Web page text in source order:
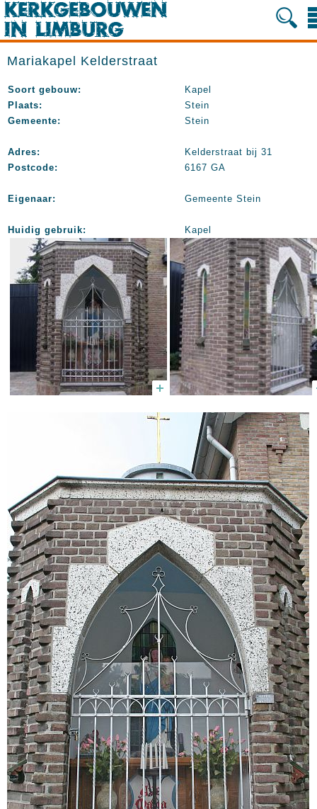
Mariakapel Kelderstraat
Soort gebouw:
Kapel
Plaats:
Stein
Gemeente:
Stein
Adres:
Kelderstraat bij 31
Postcode:
6167 GA
Eigenaar: Gemeente Stein
Huidig gebruik: Kapel